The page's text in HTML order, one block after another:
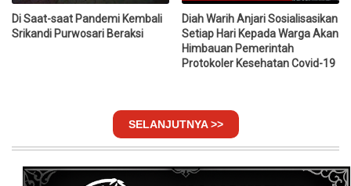
Di Saat-saat Pandemi Kembali
Srikandi Purwosari Beraksi
Diah Warih Anjari Sosialisasikan
Setiap Hari Kepada Warga Akan
Himbauan Pemerintah
Protokoler Kesehatan Covid-19
SELANJUTNYA >>